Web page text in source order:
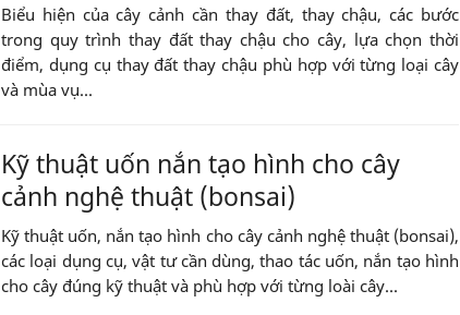
Biểu hiện của cây cảnh cần thay đất, thay chậu, các bước
trong quy trình thay đất thay chậu cho cây, lựa chọn thời
điểm, dụng cụ thay đất thay chậu phù hợp với từng loại cây
và mùa vụ...
Kỹ thuật uốn nắn tạo hình cho cây
cảnh nghệ thuật (bonsai)
Kỹ thuật uốn, nắn tạo hình cho cây cảnh nghệ thuật (bonsai),
các loại dụng cụ, vật tư cần dùng, thao tác uốn, nắn tạo hình
cho cây đúng kỹ thuật và phù hợp với từng loài cây...